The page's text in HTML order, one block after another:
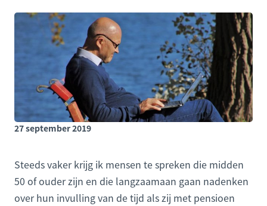
27 september 2019
Steeds vaker krijg ik mensen te spreken die midden
50 of ouder zijn en die langzaamaan gaan nadenken
over hun invulling van de tijd als zij met pensioen